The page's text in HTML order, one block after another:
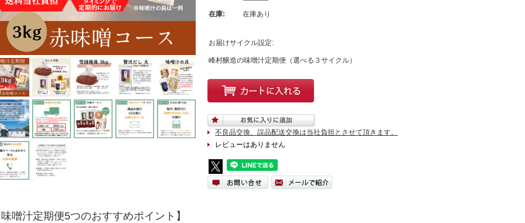
在庫: 在庫あり
お届けサイクル設定:
峰村醸造の味噌汁定期便（選べる３サイクル）
不良品交換、誤品配送交換は当社負担とさせて頂きます。
レビューはありません
噌汁定期便5つのおすすめポイント】